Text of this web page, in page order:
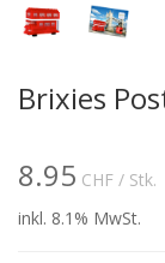
Brixies
8.95 CHF / Stk.
inkl. 8.1% MwSt.